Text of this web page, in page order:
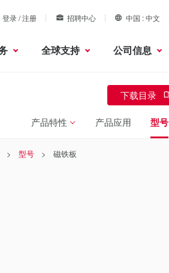
登录 / 注册 招聘中心 中国 中文
全球支持 公司信息
下载目录
产品特性 产品应用 型号
型号 磁铁板